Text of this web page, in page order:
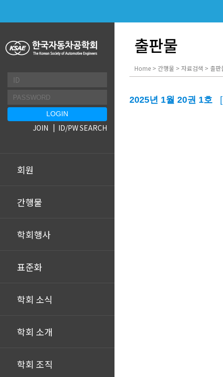
회원
간행물
학회행사
표준화
학회 소식
학회 소개
학회 조직
JOIN ID/PW SEARCH
출판물
Home > 간행물 > 자료검색 > 출판
2025년 1월 20권 1호